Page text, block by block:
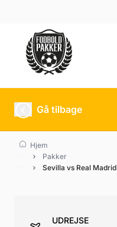
Sevilla
Gå tilbage
Hjem
Pakker
Sevilla vs Real Madrid
UDREJSE